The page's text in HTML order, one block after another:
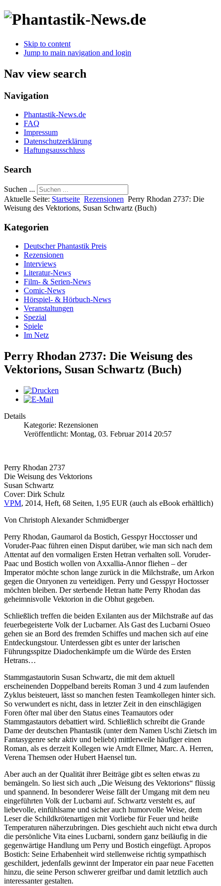
Skip to content
Jump to main navigation and login
Nav view search
Navigation
Phantastik-News.de
FAQ
Impressum
Datenschutzerklärung
Haftungsausschluss
Search
Suchen ...
Aktuelle Seite: Startseite Rezensionen Perry Rhodan 2737: Die
Weisung des Vektorions, Susan Schwartz (Buch)
Kategorien
Deutscher Phantastik Preis
Rezensionen
Interviews
Literatur-News
Film- & Serien-News
Comic-News
Hörspiel- & Hörbuch-News
Veranstaltungen
Spezial
Spiele
Im Netz
Perry Rhodan 2737: Die Weisung des
Vektorions, Susan Schwartz (Buch)
Details
Kategorie: Rezensionen
Veröffentlicht: Montag, 03. Februar 2014 20:57
Perry Rhodan 2737
Die Weisung des Vektorions
Susan Schwartz
Cover: Dirk Schulz
VPM, 2014, Heft, 68 Seiten, 1,95 EUR (auch als eBook erhältlich)
Von Christoph Alexander Schmidberger
Perry Rhodan, Gaumarol da Bostich, Gesspyr Hocctosser und
Voruder-Paac führen einen Disput darüber, wie man sich nach dem
Attentat auf den vormaligen Ersten Hetran verhalten soll. Voruder-
Paac und Bostich wollen von Axxallia-Annor fliehen – der
Imperator möchte schon lange zurück in die Milchstraße, um Arkon
gegen die Onryonen zu verteidigen. Perry und Gesspyr Hoctosser
möchten bleiben. Der sterbende Hetran hatte Perry Rhodan das
geheimnisvolle Vektorion in die Obhut gegeben.
Schließlich treffen die beiden Exilanten aus der Milchstraße auf das
feuerbegeisterte Volk der Lucbarner. Als Gast des Lucbarni Osueo
gehen sie an Bord des fremden Schiffes und machen sich auf eine
Entdeckungstour. Unterdessen gibt es unter der larischen
Führungsspitze Diadochenkämpfe um die Würde des Ersten
Hetrans…
Stammgastautorin Susan Schwartz, die mit dem aktuell
erscheinenden Doppelband bereits Roman 3 und 4 zum laufenden
Zyklus beisteuert, lässt so manchen festen Teamkollegen hinter sich.
So verwundert es nicht, dass in letzter Zeit in den einschlägigen
Foren öfter mal über den Status eines Teamautors oder
Stammgastautors debattiert wird. Schließlich schreibt die Grande
Dame der deutschen Phantastik (unter dem Namen Uschi Zietsch im
Fantasygenre sehr aktiv und beliebt) mittlerweile häufiger einen
Roman, als es derzeit Kollegen wie Arndt Ellmer, Marc. A. Herren,
Verena Themsen oder Hubert Haensel tun.
Aber auch an der Qualität ihrer Beiträge gibt es selten etwas zu
bemängeln. So liest sich auch „Die Weisung des Vektorions“ flüssig
und spannend. In besonderer Weise fällt der Umgang mit dem neu
eingeführten Volk der Lucbarni auf. Schwartz versteht es, auf
liebevolle, einfühlsame und sicher auch humorvolle Weise, dem
Leser die Schildkrötenartigen mit Vorliebe für Feuer und heiße
Temperaturen näherzubringen. Dies geschieht auch nicht etwa durch
die persönliche Vita eines Lucbarni, sondern ganz beiläufig in die
gegenwärtige Handlung um Perry und Bostich eingefügt. Apropos
Bostich: Seine Erhabenheit wird stellenweise richtig sympathisch
geschildert, jedenfalls gewinnt der Imperator ein paar neue Facetten
hinzu, die seine Person schwerer greifbar und damit letztlich auch
interessanter gestalten.